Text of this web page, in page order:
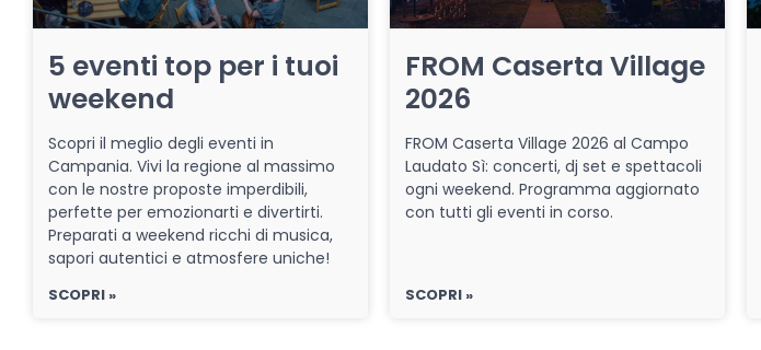
5 eventi top per i tuoi
weekend
Scopri il meglio degli eventi in
Campania. Vivi la regione al massimo
con le nostre proposte imperdibili,
perfette per emozionarti e divertirti.
Preparati a weekend ricchi di musica,
sapori autentici e atmosfere uniche!
SCOPRI »
FROM Caserta Village
2026
FROM Caserta Village 2026 al Campo
Laudato Sì: concerti, dj set e spettacoli
ogni weekend. Programma aggiornato
con tutti gli eventi in corso.
SCOPRI »